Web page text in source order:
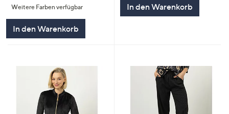
Weitere Farben verfügbar
In den Warenkorb
In den Warenkorb